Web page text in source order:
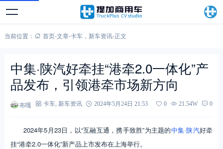
当前位置： 首页-文章-卡车， 新车资讯-正文
中集·陕汽好牵挂“港牵2.0一体化”产
品发布，引领港牵市场新方向
布嘎 卡车, 新车资讯 2024年5月24日 21:53 0 21.54W 0
2024年5月23日，以“互融互通，携手致胜”为主题的中集·陕汽好牵
挂“港牵2.0一体化”新产品上市发布在上海举行。